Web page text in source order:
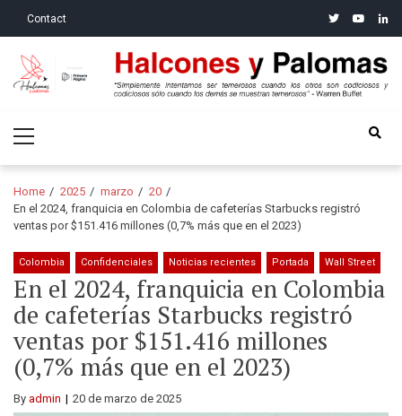
Contact twitteryoutube
Halcones y Palomas
Menu
Home 2025 marzo
20
En el 2024, franquicia en Colombia de cafeterías Starbucks registró
ventas por $151.416 millones (0,7% más que en el 2023)
Colombia Confidenciales Noticias recientes Portada Wall Street
En el 2024, franquicia en Colombia
de cafeterías Starbucks registró
ventas por $151.416 millones
(0,7% más que en el 2023)
By admin 20 de marzo de 2025